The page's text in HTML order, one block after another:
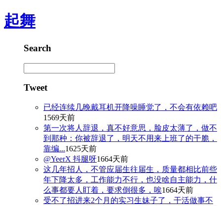
起舞
Search
Tweet
已经连续几晚戴耳机开降噪睡觉了，不会有依赖吧
1569天前
第一次将人辞退，真不好意思，脸皮太薄了，做不
到那种：你被辞退了，明天不用来上班了的干脆，
靠编...1625天前
@YeerX 抖腿呀1664天前
这几年招人，不管应届生往届生，质量都相比前些
年下降太多，工作能力不行，也没啥自主能力，什
么事都要人盯着，要求倒很多，唉1664天前
受不了招进来2个月的实习生妹子了，干活做事不